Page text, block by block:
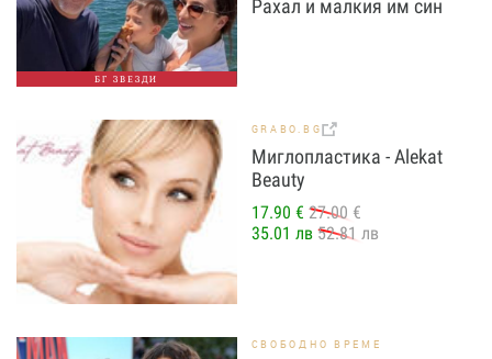
БГ ЗВЕЗДИ
Рахал и малкия им син
GRABO.BG
Миглопластика - Alekat
Beauty
17.90 € 27.00 €
35.01 лв 52.81 лв
СВОБОДНО ВРЕМЕ